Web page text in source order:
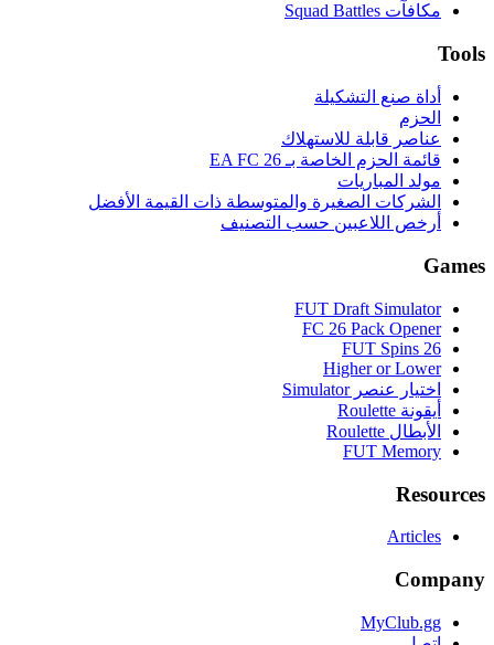
مكافآت Squad Battles
Tools
أداة صنع التشكيلة
الحزم
عناصر قابلة للاستهلاك
قائمة الحزم الخاصة بـ EA FC 26
مولد المباريات
الشركات الصغيرة والمتوسطة ذات القيمة الأفضل
أرخص اللاعبين حسب التصنيف
Games
FUT Draft Simulator
FC 26 Pack Opener
FUT Spins 26
Higher or Lower
اختيار عنصر Simulator
أيقونة Roulette
الأبطال Roulette
FUT Memory
Resources
Articles
Company
MyClub.gg